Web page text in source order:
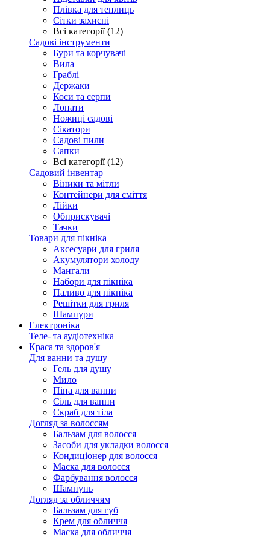
Плівка для теплиць
Сітки захисні
Всі категорії (12)
Садові інструменти
Бури та корчувачі
Вила
Граблі
Держаки
Коси та серпи
Лопати
Ножиці садові
Сікатори
Садові пили
Сапки
Всі категорії (12)
Садовий інвентар
Віники та мітли
Контейнери для сміття
Лійки
Обприскувачі
Тачки
Товари для пікніка
Аксесуари для гриля
Акумулятори холоду
Мангали
Набори для пікніка
Паливо для пікніка
Решітки для гриля
Шампури
Електроніка
Теле- та аудіотехніка
Краса та здоров'я
Для ванни та душу
Гель для душу
Мило
Піна для ванни
Сіль для ванни
Скраб для тіла
Догляд за волоссям
Бальзам для волосся
Засоби для укладки волосся
Кондиціонер для волосся
Маска для волосся
Фарбування волосся
Шампунь
Догляд за обличчям
Бальзам для губ
Крем для обличчя
Маска для обличчя